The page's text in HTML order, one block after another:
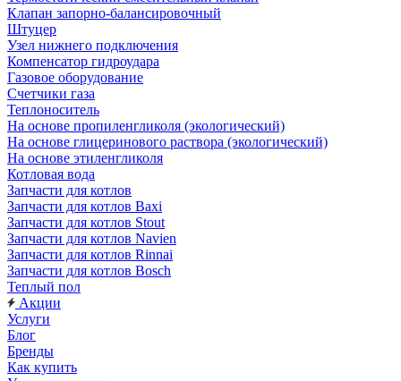
Клапан запорно-балансировочный
Штуцер
Узел нижнего подключения
Компенсатор гидроудара
Газовое оборудование
Счетчики газа
Теплоноситель
На основе пропиленгликоля (экологический)
На основе глицеринового раствора (экологический)
На основе этиленгликоля
Котловая вода
Запчасти для котлов
Запчасти для котлов Baxi
Запчасти для котлов Stout
Запчасти для котлов Navien
Запчасти для котлов Rinnai
Запчасти для котлов Bosch
Теплый пол
Акции
Услуги
Блог
Бренды
Как купить